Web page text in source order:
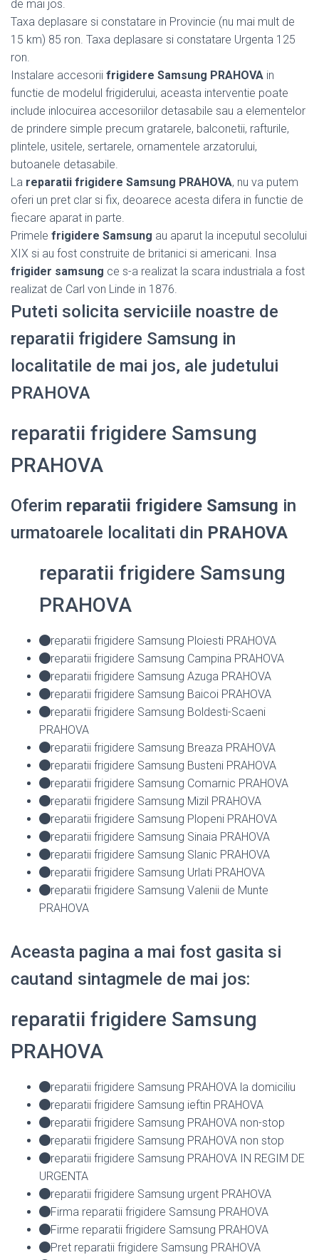
de mai jos.
Taxa deplasare si constatare in Provincie (nu mai mult de
15 km) 85 ron. Taxa deplasare si constatare Urgenta 125
ron.
Instalare accesorii frigidere Samsung PRAHOVA in
functie de modelul frigiderului, aceasta interventie poate
include inlocuirea accesoriilor detasabile sau a elementelor
de prindere simple precum gratarele, balconetii, rafturile,
plintele, usitele, sertarele, ornamentele arzatorului,
butoanele detasabile.
La reparatii frigidere Samsung PRAHOVA, nu va putem
oferi un pret clar si fix, deoarece acesta difera in functie de
fiecare aparat in parte.
Primele frigidere Samsung au aparut la inceputul secolului
XIX si au fost construite de britanici si americani. Insa
frigider samsung ce s-a realizat la scara industriala a fost
realizat de Carl von Linde in 1876.
Puteti solicita serviciile noastre de
reparatii frigidere Samsung in
localitatile de mai jos, ale judetului
PRAHOVA
reparatii frigidere Samsung
PRAHOVA
Oferim reparatii frigidere Samsung in
urmatoarele localitati din PRAHOVA
reparatii frigidere Samsung
PRAHOVA
reparatii frigidere Samsung Ploiesti PRAHOVA
reparatii frigidere Samsung Campina PRAHOVA
reparatii frigidere Samsung Azuga PRAHOVA
reparatii frigidere Samsung Baicoi PRAHOVA
reparatii frigidere Samsung Boldesti-Scaeni
PRAHOVA
reparatii frigidere Samsung Breaza PRAHOVA
reparatii frigidere Samsung Busteni PRAHOVA
reparatii frigidere Samsung Comarnic PRAHOVA
reparatii frigidere Samsung Mizil PRAHOVA
reparatii frigidere Samsung Plopeni PRAHOVA
reparatii frigidere Samsung Sinaia PRAHOVA
reparatii frigidere Samsung Slanic PRAHOVA
reparatii frigidere Samsung Urlati PRAHOVA
reparatii frigidere Samsung Valenii de Munte
PRAHOVA
Aceasta pagina a mai fost gasita si
cautand sintagmele de mai jos:
reparatii frigidere Samsung
PRAHOVA
reparatii frigidere Samsung PRAHOVA la domiciliu
reparatii frigidere Samsung ieftin PRAHOVA
reparatii frigidere Samsung PRAHOVA non-stop
reparatii frigidere Samsung PRAHOVA non stop
reparatii frigidere Samsung PRAHOVA IN REGIM DE
URGENTA
reparatii frigidere Samsung urgent PRAHOVA
Firma reparatii frigidere Samsung PRAHOVA
Firme reparatii frigidere Samsung PRAHOVA
Pret reparatii frigidere Samsung PRAHOVA